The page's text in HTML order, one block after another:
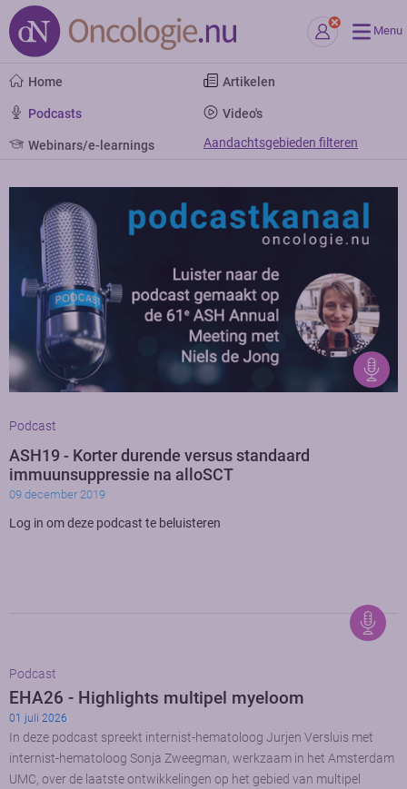
Menu
Home Artikelen
Podcasts Video's
Webinars/e-learnings Aandachtsgebieden filteren
Podcast
ASH19 - Korter durende versus standaard
immuunsuppressie na alloSCT
09 december 2019
Log in om deze podcast te beluisteren
Podcast
EHA26 - Highlights multipel myeloom
01 juli 2026
In deze podcast spreekt internist-hematoloog Jurjen Versluis met
internist-hematoloog Sonja Zweegman, werkzaam in het Amsterdam
UMC, over de laatste ontwikkelingen op het gebied van multipel